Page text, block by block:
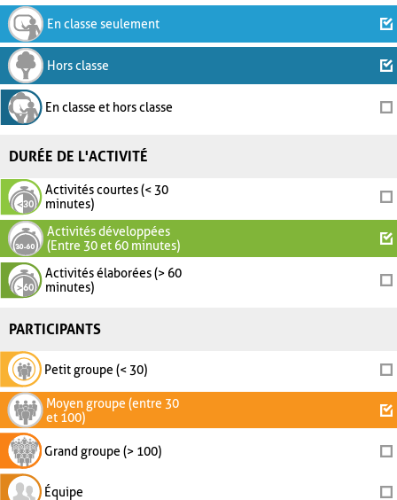
En classe seulement
Hors classe
En classe et hors classe
DURÉE DE L'ACTIVITÉ
Activités courtes (< 30
minutes)
Activités développées
(Entre 30 et 60 minutes)
Activités élaborées (> 60
minutes)
PARTICIPANTS
Petit groupe (< 30)
Moyen groupe (entre 30
et 100)
Grand groupe (> 100)
Équipe